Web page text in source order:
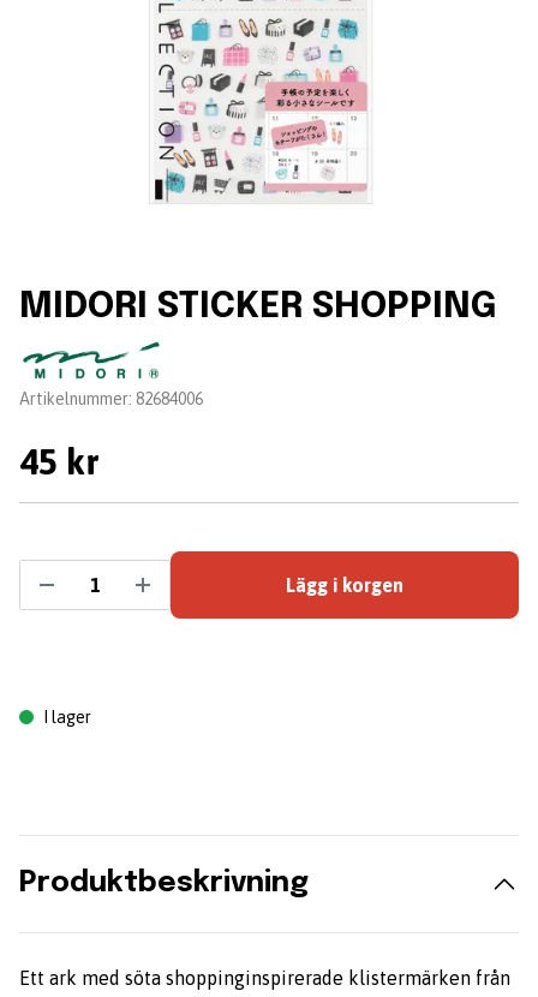
MIDORI STICKER SHOPPING
Leverantör:
Artikelnummer: 82684006
45 kr
Lägg i korgen
I lager
Produktbeskrivning
Ett ark med söta shoppinginspirerade klistermärken från